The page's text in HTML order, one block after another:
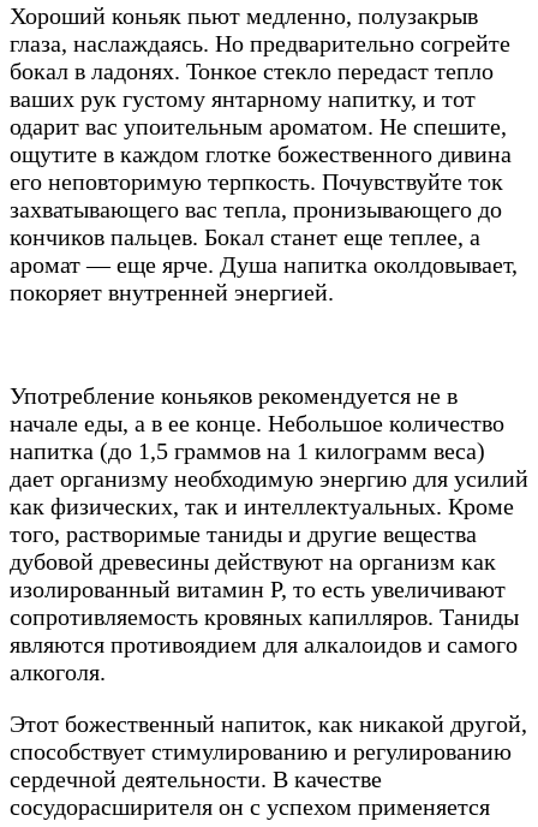
Хороший коньяк пьют медленно, полузакрыв
глаза, наслаждаясь. Но предварительно согрейте
бокал в ладонях. Тонкое стекло передаст тепло
ваших рук густому янтарному напитку, и тот
одарит вас упоительным ароматом. Не спешите,
ощутите в каждом глотке божественного дивина
его неповторимую терпкость. Почувствуйте ток
захватывающего вас тепла, пронизывающего до
кончиков пальцев. Бокал станет еще теплее, а
аромат — еще ярче. Душа напитка околдовывает,
покоряет внутренней энергией.
Употребление коньяков рекомендуется не в
начале еды, а в ее конце. Небольшое количество
напитка (до 1,5 граммов на 1 килограмм веса)
дает организму необходимую энергию для усилий
как физических, так и интеллектуальных. Кроме
того, растворимые таниды и другие вещества
дубовой древесины действуют на организм как
изолированный витамин Р, то есть увеличивают
сопротивляемость кровяных капилляров. Таниды
являются противоядием для алкалоидов и самого
алкоголя.
Этот божественный напиток, как никакой другой,
способствует стимулированию и регулированию
сердечной деятельности. В качестве
сосудорасширителя он с успехом применяется